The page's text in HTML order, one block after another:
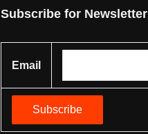
Subscribe for Newsletter
Email